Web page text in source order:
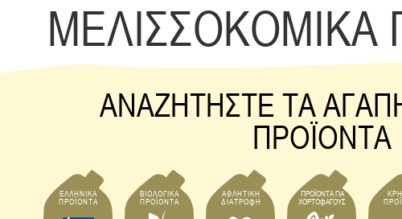
ΜΕΛΙΣΣΟΚΟΜΙΚΑ
ΑΝΑΖΗΤΗΣΤΕ ΤΑ
ΠΡΟΪΟΝΤΑ
ΕΛΛΗΝΙΚΑ
ΠΡΟΪΟΝΤΑ
ΒΙΟΛΟΓΙΚΑ
ΠΡΟΪΟΝΤΑ
ΑΘΛΗΤΙΚΗ
ΔΙΑΤΡΟΦΗ
ΠΡΟΪΟΝΤΑ ΓΙΑ
ΧΟΡΤΟΦΑΓΟΥΣ